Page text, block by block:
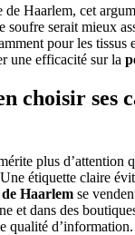
de Haarlem, cet
soufre serait mieux
pour les tissus
une efficacité sur la
choisir ses
plus d’attention
étiquette claire
Haarlem se
et dans des
qualité d’information.